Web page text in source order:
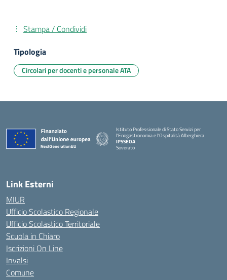
Stampa / Condividi
Tipologia
Circolari per docenti e personale ATA
Istituto Professionale di Stato Servizi per
l'Enogastronomia e l'Ospitalità Alberghiera
IPSSEOA
Soverato
Link Esterni
MIUR
Ufficio Scolastico Regionale
Ufficio Scolastico Territoriale
Scuola in Chiaro
Iscrizioni On Line
Invalsi
Comune